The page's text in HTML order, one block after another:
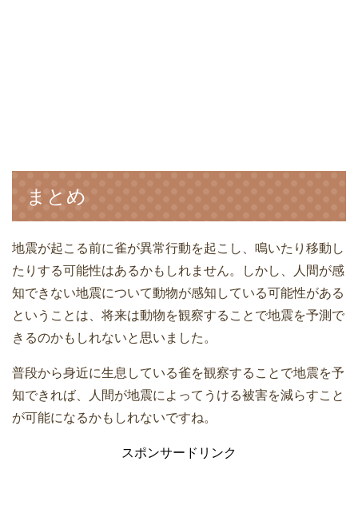
まとめ
地震が起こる前に雀が異常行動を起こし、鳴いたり移動し
たりする可能性はあるかもしれません。しかし、人間が感
知できない地震について動物が感知している可能性がある
ということは、将来は動物を観察することで地震を予測で
きるのかもしれないと思いました。
普段から身近に生息している雀を観察することで地震を予
知できれば、人間が地震によってうける被害を減らすこと
が可能になるかもしれないですね。
スポンサードリンク